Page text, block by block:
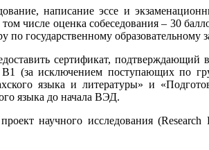
написание эссе и
том числе оценка собеседования – 30
по государственному образовательному
сертификат,
(за исключением поступающих по
языка и литературы» и
языка до начала ВЭД.
научного исследования